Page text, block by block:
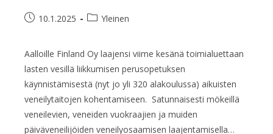
Artikkeli10.1.2025
Artikkelin
Yleinen
Aalloille Finland Oy laajensi viime kesänä toimialuettaan
lasten vesillä liikkumisen perusopetuksen
käynnistämisestä (nyt jo yli 320 alakoulussa) aikuisten
veneilytaitojen kohentamiseen. Satunnaisesti mökeillä
veneilevien, veneiden vuokraajien ja muiden
päiväveneilijöiden veneilyosaamisen laajentamisella…